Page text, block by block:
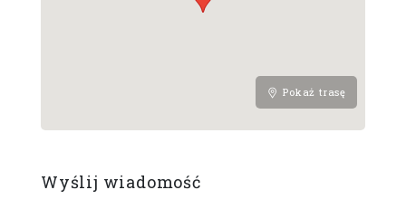
Pokaż trasę
Wyślij wiadomość